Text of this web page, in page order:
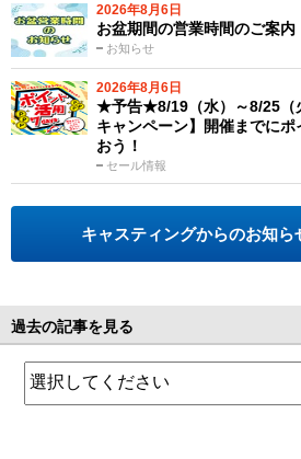
2026年8月6日
お知らせ
お盆期間の営業時間のご案内
2026年8月6日
セール情報
★予告★8/19（水）～8/25（
キャンペーン】開催までに
おう！
キャスティングからのお知ら
過去の記事を見る